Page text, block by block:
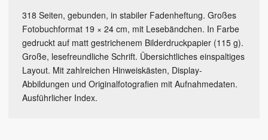
318 Seiten, gebunden, in stabiler Fadenheftung. Großes
Fotobuchformat 19 × 24 cm, mit Lesebändchen. In Farbe
gedruckt auf matt gestrichenem Bilderdruckpapier (115 g).
Große, lesefreundliche Schrift. Übersichtliches einspaltiges
Layout. Mit zahlreichen Hinweiskästen, Display-
Abbildungen und Originalfotografien mit Aufnahmedaten.
Ausführlicher Index.